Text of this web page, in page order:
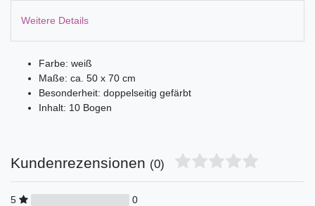
Weitere Details
Farbe: weiß
Maße: ca. 50 x 70 cm
Besonderheit: doppelseitig gefärbt
Inhalt: 10 Bogen
Kundenrezensionen (0)
5
0